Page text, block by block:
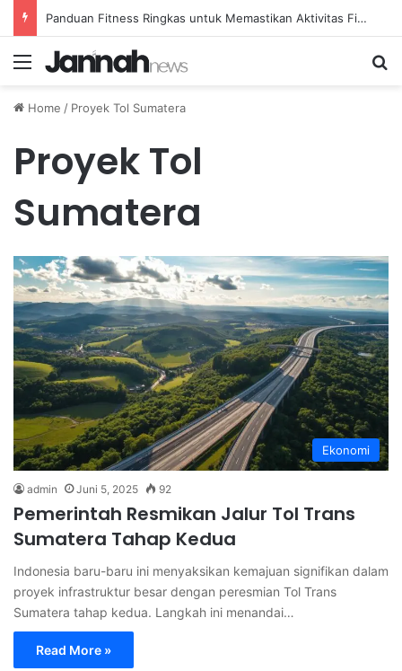
Panduan Fitness Ringkas untuk Memastikan Aktivitas Fisik Anda Tetap Konsisten
Menu
Home / Proyek Tol Sumatera
Proyek Tol
Sumatera
Ekonomi
admin Juni 5, 2025 92
Pemerintah Resmikan Jalur Tol Trans
Sumatera Tahap Kedua
Indonesia baru-baru ini menyaksikan kemajuan signifikan dalam
proyek infrastruktur besar dengan peresmian Tol Trans
Sumatera tahap kedua. Langkah ini menandai…
Read More »